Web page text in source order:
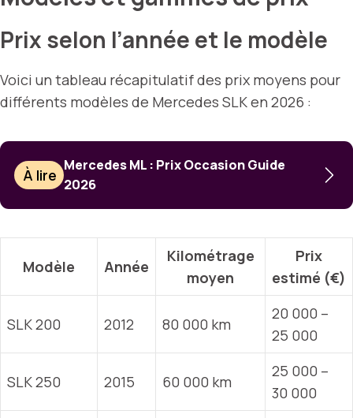
Prix selon l’année et le modèle
Voici un tableau récapitulatif des prix moyens pour
différents modèles de Mercedes SLK en 2026 :
À lire
Mercedes ML : Prix Occasion Guide
2026
Modèle Année
Kilométrage
moyen
Prix
estimé (€)
SLK 200 2012 80 000 km
20 000 –
25 000
SLK 250 2015 60 000 km
25 000 –
30 000